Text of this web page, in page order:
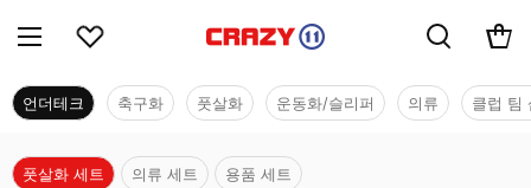
언더테크 축구화 풋살화 운동화/슬리퍼 의류 클럽 팀
풋살화 세트 의류 세트 용품 세트